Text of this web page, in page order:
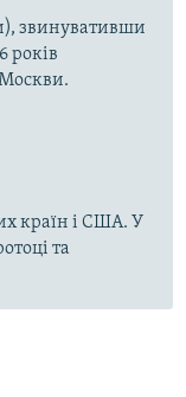
звинувативши
років
Москви.
країн і США. У
та